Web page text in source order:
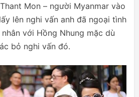
Mon – người Myanmar vào
lên nghi vấn anh đã ngoại tình
với Hồng Nhung mặc dù
bỏ nghi vấn đó.